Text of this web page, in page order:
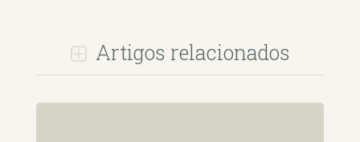
Artigos relacionados